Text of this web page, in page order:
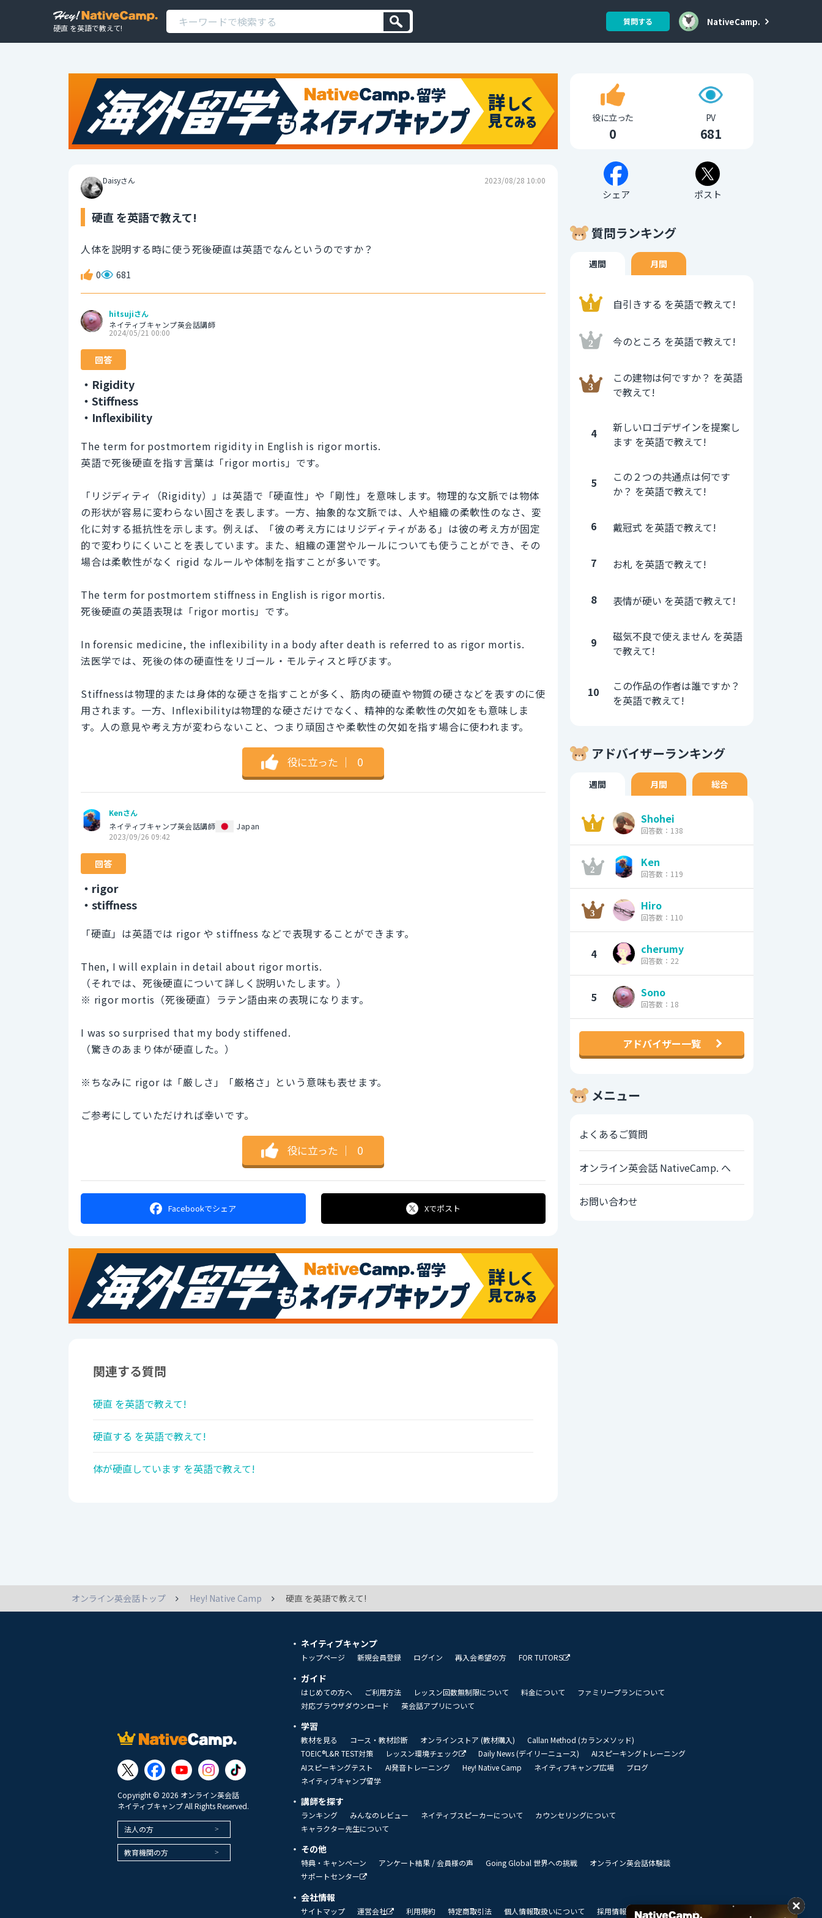
硬直 を英語で教えて!
質問する NativeCamp.
Daisyさん 2023/08/28 10:00
硬直 を英語で教えて!
人体を説明する時に使う死後硬直は英語でなんというのですか？
0 681
hitsujiさん
ネイティブキャンプ英会話講師
2024/05/21 00:00
回答
・Rigidity
・Stiffness
・Inflexibility
The term for postmortem rigidity in English is rigor mortis.
英語で死後硬直を指す言葉は「rigor mortis」です。
「リジディティ（Rigidity）」は英語で「硬直性」や「剛性」を意味します。物理的な文脈では物体
の形状が容易に変わらない固さを表します。一方、抽象的な文脈では、人や組織の柔軟性のなさ、変
化に対する抵抗性を示します。例えば、「彼の考え方にはリジディティがある」は彼の考え方が固定
的で変わりにくいことを表しています。また、組織の運営やルールについても使うことができ、その
場合は柔軟性がなく rigid なルールや体制を指すことが多いです。
The term for postmortem stiffness in English is rigor mortis.
死後硬直の英語表現は「rigor mortis」です。
In forensic medicine, the inflexibility in a body after death is referred to as rigor mortis.
法医学では、死後の体の硬直性をリゴール・モルティスと呼びます。
Stiffnessは物理的または身体的な硬さを指すことが多く、筋肉の硬直や物質の硬さなどを表すのに使
用されます。一方、Inflexibilityは物理的な硬さだけでなく、精神的な柔軟性の欠如をも意味しま
す。人の意見や考え方が変わらないこと、つまり頑固さや柔軟性の欠如を指す場合に使われます。
役に立った ｜ 0
Kenさん
ネイティブキャンプ英会話講師
Japan
2023/09/26 09:42
回答
・rigor
・stiffness
「硬直」は英語では rigor や stiffness などで表現することができます。
Then, I will explain in detail about rigor mortis.
（それでは、死後硬直について詳しく説明いたします。）
※ rigor mortis（死後硬直）ラテン語由来の表現になります。
I was so surprised that my body stiffened.
（驚きのあまり体が硬直した。）
※ちなみに rigor は「厳しさ」「厳格さ」という意味も表せます。
ご参考にしていただければ幸いです。
役に立った ｜ 0
Facebookでシェア Xでポスト
関連する質問
硬直 を英語で教えて!
硬直する を英語で教えて!
体が硬直しています を英語で教えて!
役に立った
0
PV
681
シェア ポスト
質問ランキング
週間 月間
自引きする を英語で教えて!
今のところ を英語で教えて!
この建物は何ですか？ を英語
で教えて!
4
新しいロゴデザインを提案し
ます を英語で教えて!
5
この２つの共通点は何です
か？ を英語で教えて!
6 戴冠式 を英語で教えて!
7 お札 を英語で教えて!
8 表情が硬い を英語で教えて!
9
磁気不良で使えません を英語
で教えて!
10
この作品の作者は誰ですか？
を英語で教えて!
アドバイザーランキング
週間 月間 総合
Shohei
回答数：138
Ken
回答数：119
Hiro
回答数：110
4 cherumy
回答数：22
5 Sono
回答数：18
アドバイザー一覧
メニュー
よくあるご質問
オンライン英会話 NativeCamp. へ
お問い合わせ
オンライン英会話トップ Hey! Native Camp 硬直 を英語で教えて!
Copyright © 2026 オンライン英会話
ネイティブキャンプ All Rights Reserved.
法人の方
教育機関の方
ネイティブキャンプ
トップページ 新規会員登録 ログイン 再入会希望の方 FOR TUTORS
ガイド
はじめての方へ ご利用方法 レッスン回数無制限について 料金について
ファミリープランについて
対応ブラウザダウンロード
英会話アプリについて
学習
教材を見る コース・教材診断 オンラインストア (教材購入)
Callan Method (カランメソッド)
TOEIC®L&R TEST対策
レッスン環境チェック Daily News (デイリーニュース)
AIスピーキングトレーニング
AIスピーキングテスト
AI発音トレーニング Hey! Native Camp ネイティブキャンプ広場
ブログ
ネイティブキャンプ留学
講師を探す
ランキング みんなのレビュー ネイティブスピーカーについて
カウンセリングについて
キャラクター先生について
その他
特典・キャンペーン アンケート結果 / 会員様の声 Going Global 世界への挑戦
オンライン英会話体験談
サポートセンター
会社情報
サイトマップ 運営会社 利用規約 特定商取引法 個人情報取扱いについて 採用情報 私達のビジョン